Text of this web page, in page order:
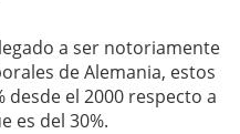
a ser notoriamente
de Alemania, estos
el 2000 respecto a
es del 30%.